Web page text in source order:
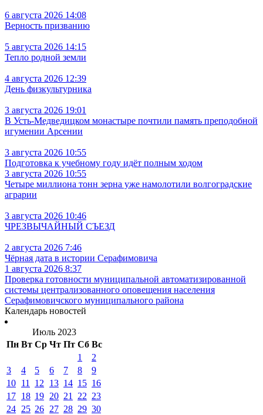
6 августа 2026 14:08
Верность призванию
5 августа 2026 14:15
Тепло родной земли
4 августа 2026 12:39
День физкультурника
3 августа 2026 19:01
В Усть‑Медведицком монастыре почтили память преподобной
игумении Арсении
3 августа 2026 10:55
Подготовка к учебному году идёт полным ходом
3 августа 2026 10:55
Четыре миллиона тонн зерна уже намолотили волгоградские
аграрии
3 августа 2026 10:46
ЧРЕЗВЫЧАЙНЫЙ СЪЕЗД
2 августа 2026 7:46
Чёрная дата в истории Серафимовича
1 августа 2026 8:37
Проверка готовности муниципальной автоматизированной
системы централизованного оповещения населения
Серафимовичского муниципального района
Календарь новостей
Июль 2023
Пн Вт Ср Чт Пт Сб Вс
1
2
3
4 5 6 7 8
9
10 11 12 13 14 15 16
17 18 19 20 21 22 23
24 25 26 27 28 29 30